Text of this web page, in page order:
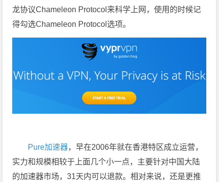
龙协议Chameleon Protocol来科学上网，使用的时候记
得勾选Chameleon Protocol选项。
Pure加速器，早在2006年就在香港特区成立运营，
实力和规模相较于上面几个小一点，主要针对中国大陆
的加速器市场，31天内可以退款。相对来说，还是更推